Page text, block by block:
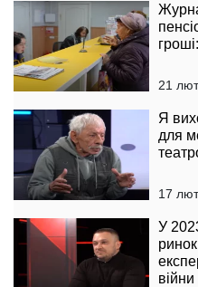
21
Я
для
17
У
війни